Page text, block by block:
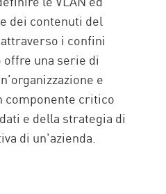
dei contenuti del
i confini
offre una serie di
e
componente critico
e della strategia di
di un'azienda.